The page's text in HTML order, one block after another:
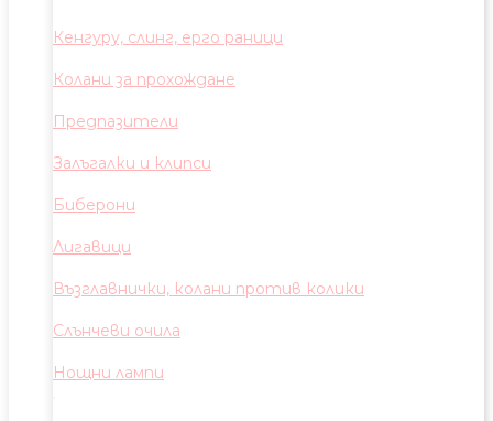
Кенгуру, слинг, ерго раници
Колани за прохождане
Предпазители
Залъгалки и клипси
Биберони
Лигавици
Възглавнички, колани против колики
Слънчеви очила
Нощни лампи